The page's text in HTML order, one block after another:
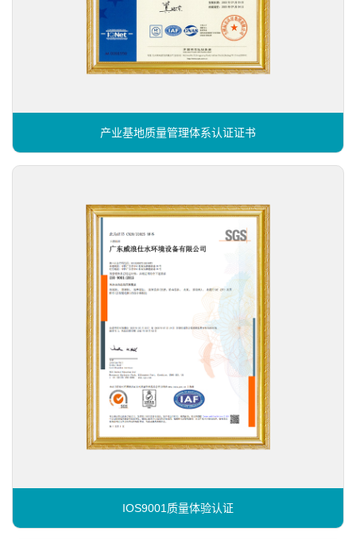
产业基地质量管理体系认证证书
IOS9001质量体验认证